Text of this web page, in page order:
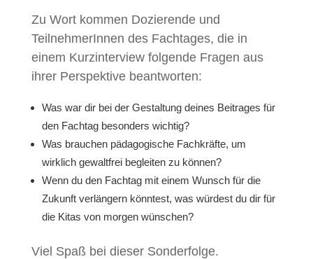
Zu Wort kommen Dozierende und
TeilnehmerInnen des Fachtages, die in
einem Kurzinterview folgende Fragen aus
ihrer Perspektive beantworten:
Was war dir bei der Gestaltung deines Beitrages für
den Fachtag besonders wichtig?
Was brauchen pädagogische Fachkräfte, um
wirklich gewaltfrei begleiten zu können?
Wenn du den Fachtag mit einem Wunsch für die
Zukunft verlängern könntest, was würdest du dir für
die Kitas von morgen wünschen?
Viel Spaß bei dieser Sonderfolge.